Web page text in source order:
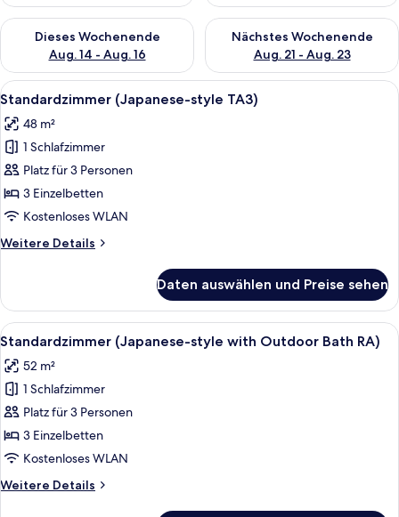
Dieses Wochenende
Aug. 14 - Aug. 16
Überprüfe die Verfügbarkeit für dieses Wochenende, Aug. 14
Nächstes Wochenende
Aug. 21 - Aug. 23
Überprüfe die Verfügbarkeit
Alle
Fotos
für
Standardzimmer
(Japanese-
style
TA3)
Ein modernes Hotelzimmer mit zwei
6
Standardzimmer (Japanese-style TA3)
48 m²
1 Schlafzimmer
Platz für 3 Personen
3 Einzelbetten
Kostenloses WLAN
Weitere Details
Weitere
(Japanese-
style
TA3)
Daten auswählen und Preise sehen
Alle
Fotos
für
Standardzimmer
(Japanese-
style
with
Bath
Ein Zimmer mit einem Bett, einer
5
Standardzimmer (Japanese-style with Outdoor Bath RA)
52 m²
1 Schlafzimmer
Platz für 3 Personen
3 Einzelbetten
Kostenloses WLAN
Weitere Details
Weitere